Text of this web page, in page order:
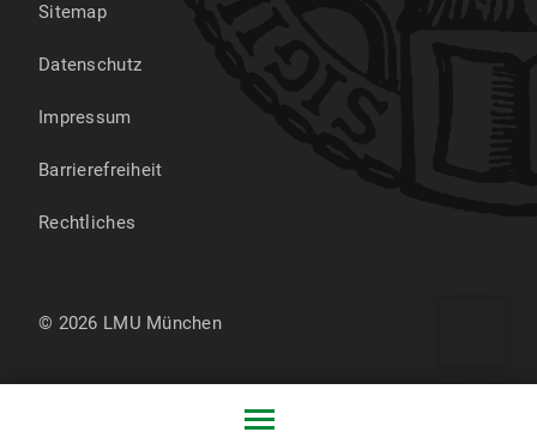
Sitemap
Datenschutz
Impressum
Barrierefreiheit
Rechtliches
© 2026 LMU München